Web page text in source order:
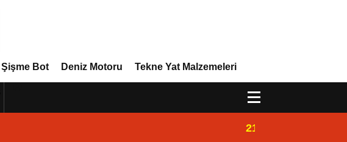
Şişme Bot Deniz Motoru Tekne Yat Malzemeleri
21:32